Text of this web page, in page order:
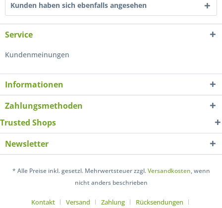
Kunden haben sich ebenfalls angesehen
Service
Kundenmeinungen
Informationen
Zahlungsmethoden
Trusted Shops
Newsletter
* Alle Preise inkl. gesetzl. Mehrwertsteuer zzgl.Versandkosten, wenn
nicht anders beschrieben
Kontakt Versand Zahlung Rücksendungen